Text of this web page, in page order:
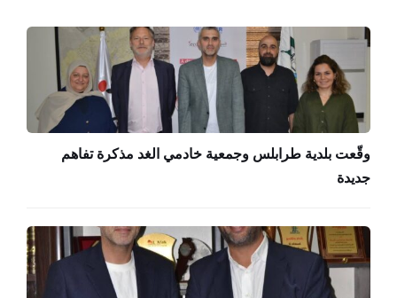
وقّعت بلدية طرابلس وجمعية خادمي الغد مذكرة تفاهم
جديدة